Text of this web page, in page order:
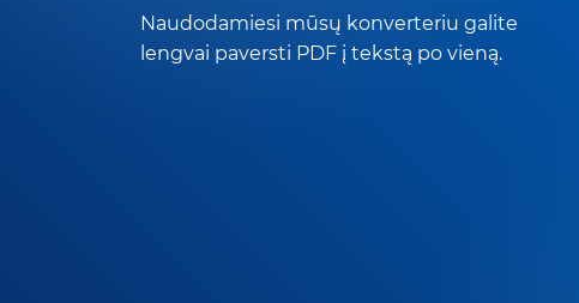
Naudodamiesi mūsų konverteriu galite
lengvai paversti PDF į tekstą po vieną.